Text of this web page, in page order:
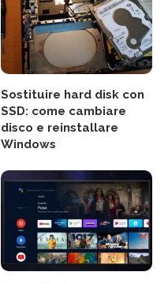
Sostituire hard disk con
SSD: come cambiare
disco e reinstallare
Windows